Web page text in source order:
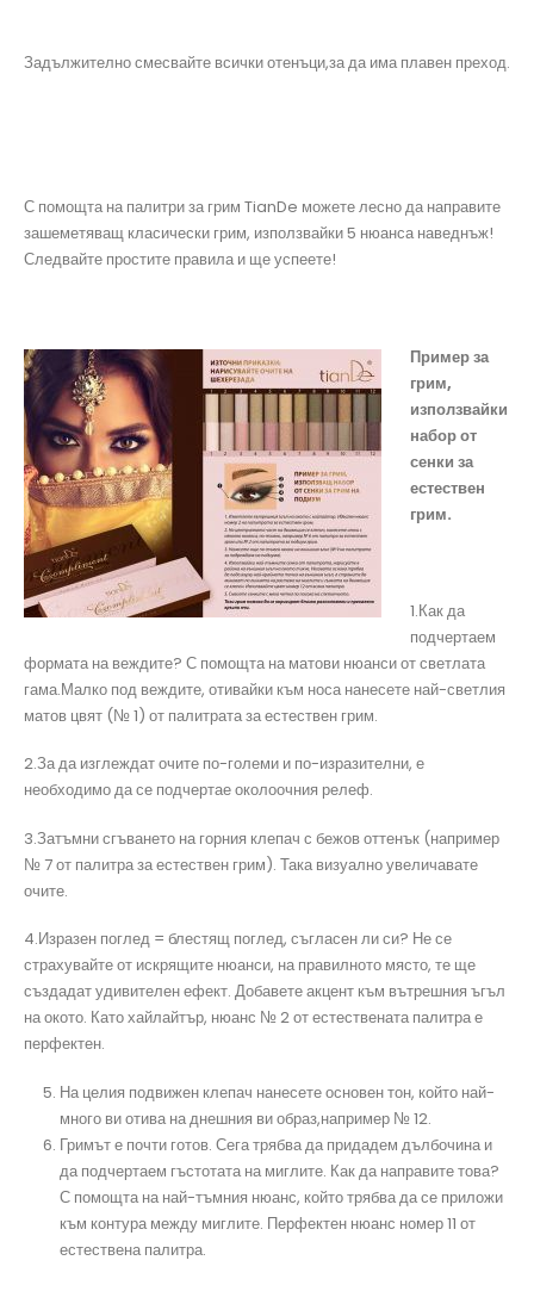
Задължително смесвайте всички отенъци,за да има плавен преход.
С помощта на палитри за грим TianDe можете лесно да направите
зашеметяващ класически грим, използвайки 5 нюанса наведнъж!
Следвайте простите правила и ще успеете!
Пример за
грим,
използвайки
набор от
сенки за
естествен
грим.
1.Как да
подчертаем
формата на веждите? С помощта на матови нюанси от светлата
гама.Малко под веждите, отивайки към носа нанесете най-светлия
матов цвят (№ 1) от палитрата за естествен грим.
2.За да изглеждат очите по-големи и по-изразителни, е
необходимо да се подчертае околоочния релеф.
3.Затъмни сгъването на горния клепач с бежов оттенък (например
№ 7 от палитра за естествен грим). Така визуално увеличавате
очите.
4.Изразен поглед = блестящ поглед, съгласен ли си? Не се
страхувайте от искрящите нюанси, на правилното място, те ще
създадат удивителен ефект. Добавете акцент към вътрешния ъгъл
на окото. Като хайлайтър, нюанс № 2 от естествената палитра е
перфектен.
На целия подвижен клепач нанесете основен тон, който най-
много ви отива на днешния ви образ,например № 12.
Гримът е почти готов. Сега трябва да придадем дълбочина и
да подчертаем гъстотата на миглите. Как да направите това?
С помощта на най-тъмния нюанс, който трябва да се приложи
към контура между миглите. Перфектен нюанс номер 11 от
естествена палитра.